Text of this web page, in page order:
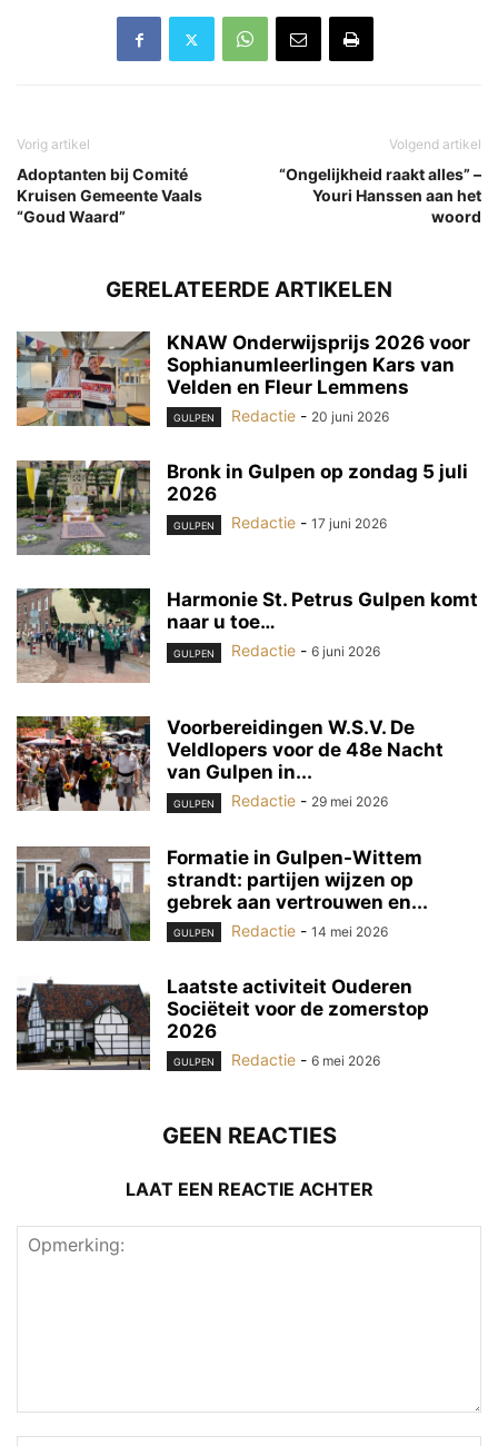
Vorig artikel
Adoptanten bij Comité
Kruisen Gemeente Vaals
“Goud Waard”
Volgend artikel
“Ongelijkheid raakt alles” –
Youri Hanssen aan het
woord
GERELATEERDE ARTIKELEN
KNAW Onderwijsprijs 2026 voor
Sophianumleerlingen Kars van
Velden en Fleur Lemmens
GULPEN Redactie - 20 juni 2026
Bronk in Gulpen op zondag 5 juli
2026
GULPEN Redactie - 17 juni 2026
Harmonie St. Petrus Gulpen komt
naar u toe…
GULPEN Redactie - 6 juni 2026
Voorbereidingen W.S.V. De
Veldlopers voor de 48e Nacht
van Gulpen in...
GULPEN Redactie - 29 mei 2026
Formatie in Gulpen-Wittem
strandt: partijen wijzen op
gebrek aan vertrouwen en...
GULPEN Redactie - 14 mei 2026
Laatste activiteit Ouderen
Sociëteit voor de zomerstop
2026
GULPEN Redactie - 6 mei 2026
GEEN REACTIES
LAAT EEN REACTIE ACHTER